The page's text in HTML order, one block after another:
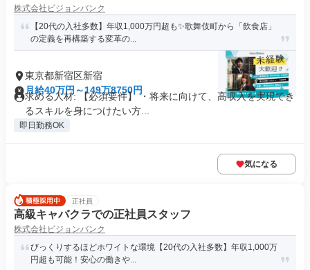
株式会社ビジョンバンク
【20代の入社多数】年収1,000万円超も✨歌舞伎町から「飲食店」
の定義を再構築する変革の...
東京都新宿区新宿
月給40万円～149万8750円
求める人材: 【必須要件】 ・将来に向けて、高収入を実現でき
るスキルを身につけたい方...
即日勤務OK
気になる
正社員
高級キャバクラでの正社員スタッフ
株式会社ビジョンバンク
びっくりするほどホワイトな環境【20代の入社多数】年収1,000万
円超も可能！安心の働きや...